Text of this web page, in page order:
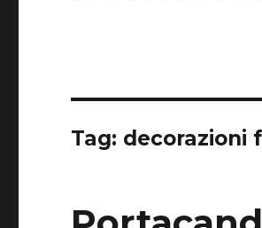
Tag: decorazioni